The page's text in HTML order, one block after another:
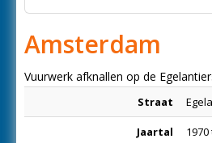
Amsterdam
Vuurwerk afknallen op de
Straat
Jaartal